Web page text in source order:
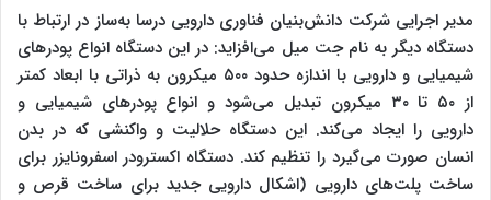
مدیر اجرایی شرکت دانش‌بنیان فناوری دارویی درسا به‌ساز در ارتباط با
دستگاه دیگر به نام جت میل می‌افزاید: در این دستگاه انواع پودرهای
شیمیایی و دارویی با اندازه حدود ۵۰۰ میکرون به ذراتی با ابعاد کمتر
از ۵۰ تا ۳۰ میکرون تبدیل می‌شود و انواع پودرهای شیمیایی و
دارویی را ایجاد می‌کند. این دستگاه حلالیت و واکنشی که در بدن
انسان صورت می‌گیرد را تنظیم کند. دستگاه اکسترودر اسفرونایزر برای
ساخت پلت‌های دارویی (اشکال دارویی جدید برای ساخت قرص و